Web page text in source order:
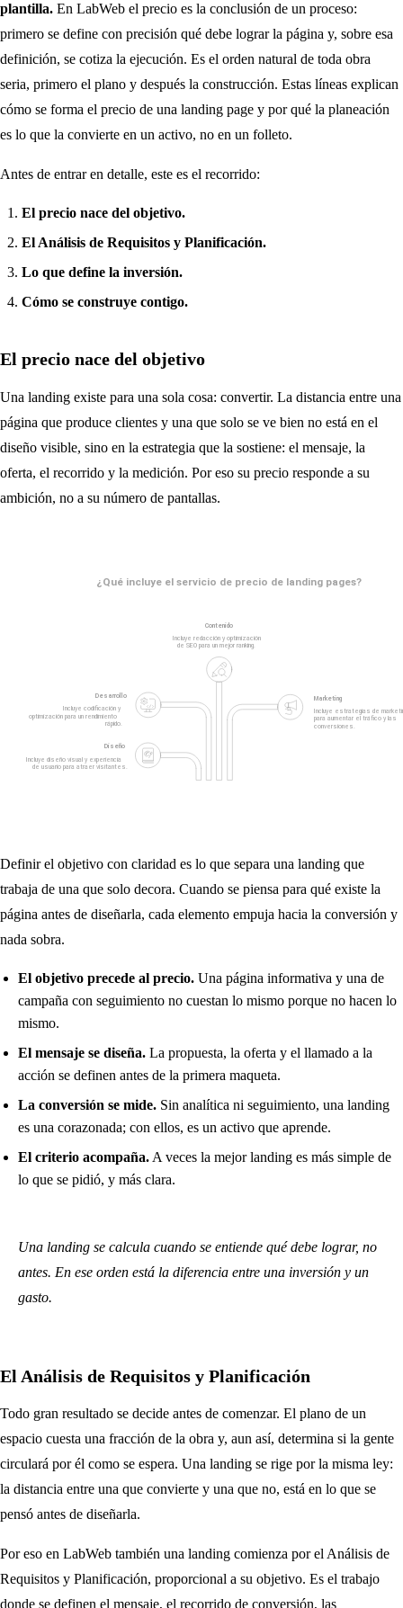
plantilla. En LabWeb el precio es la conclusión de un proceso:
primero se define con precisión qué debe lograr la página y, sobre esa
definición, se cotiza la ejecución. Es el orden natural de toda obra
seria, primero el plano y después la construcción. Estas líneas explican
cómo se forma el precio de una landing page y por qué la planeación
es lo que la convierte en un activo, no en un folleto.
Antes de entrar en detalle, este es el recorrido:
El precio nace del objetivo.
El Análisis de Requisitos y Planificación.
Lo que define la inversión.
Cómo se construye contigo.
El precio nace del objetivo
Una landing existe para una sola cosa: convertir. La distancia entre una
página que produce clientes y una que solo se ve bien no está en el
diseño visible, sino en la estrategia que la sostiene: el mensaje, la
oferta, el recorrido y la medición. Por eso su precio responde a su
ambición, no a su número de pantallas.
Definir el objetivo con claridad es lo que separa una landing que
trabaja de una que solo decora. Cuando se piensa para qué existe la
página antes de diseñarla, cada elemento empuja hacia la conversión y
nada sobra.
El objetivo precede al precio. Una página informativa y una de
campaña con seguimiento no cuestan lo mismo porque no hacen lo
mismo.
El mensaje se diseña. La propuesta, la oferta y el llamado a la
acción se definen antes de la primera maqueta.
La conversión se mide. Sin analítica ni seguimiento, una landing
es una corazonada; con ellos, es un activo que aprende.
El criterio acompaña. A veces la mejor landing es más simple de
lo que se pidió, y más clara.
Una landing se calcula cuando se entiende qué debe lograr, no
antes. En ese orden está la diferencia entre una inversión y un
gasto.
El Análisis de Requisitos y Planificación
Todo gran resultado se decide antes de comenzar. El plano de un
espacio cuesta una fracción de la obra y, aun así, determina si la gente
circulará por él como se espera. Una landing se rige por la misma ley:
la distancia entre una que convierte y una que no, está en lo que se
pensó antes de diseñarla.
Por eso en LabWeb también una landing comienza por el Análisis de
Requisitos y Planificación, proporcional a su objetivo. Es el trabajo
donde se definen el mensaje, el recorrido de conversión, las